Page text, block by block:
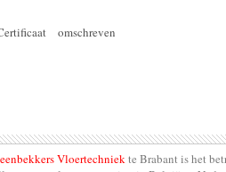
omschreven
Vloertechniekte Brabant is het